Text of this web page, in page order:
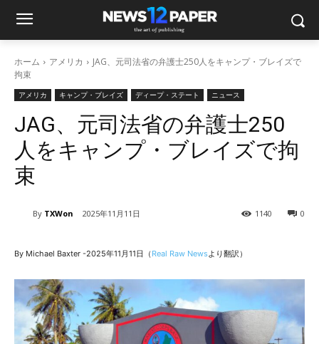
ホーム アメリカ
JAG、元司法省の弁護士250人をキャンプ・ブレイズで
拘束
アメリカ キャンプ・ブレイズ ディープ・ステート ニュース
JAG、元司法省の弁護士250
人をキャンプ・ブレイズで拘
束
By TXWon 2025年11月11日 0
1140
By Michael Baxter -2025年11月11日（ Real Raw Newsより翻訳）